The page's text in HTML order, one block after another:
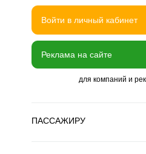
Войти в личный кабинет
Реклама на сайте
для компаний и
ПАССАЖИРУ